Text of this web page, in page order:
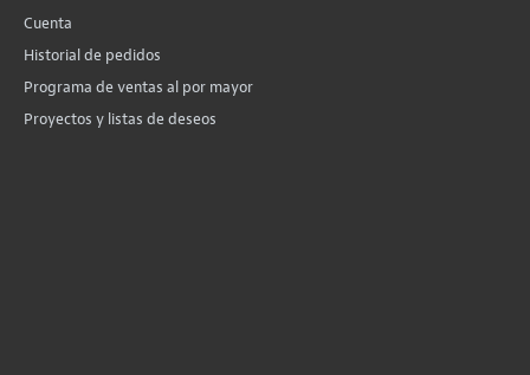
Cuenta
Historial de pedidos
Programa de ventas al por mayor
Proyectos y listas de deseos